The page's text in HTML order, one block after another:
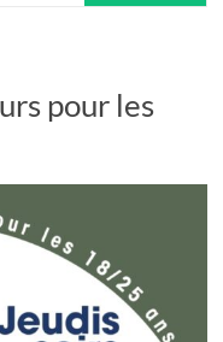
pour les